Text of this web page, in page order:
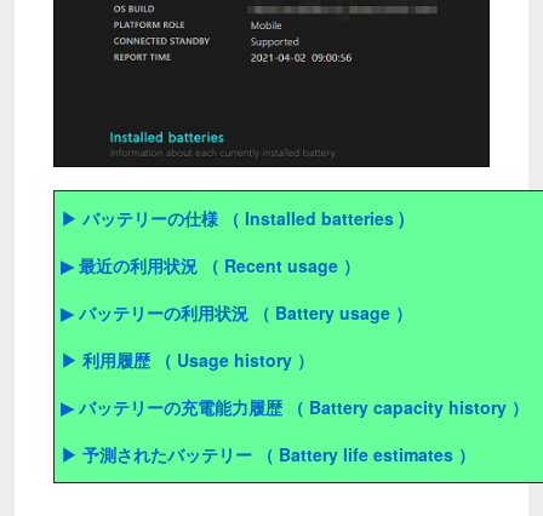
▶ バッテリーの仕様 （ Installed batteries )
▶ 最近の利用状況 （ Recent usage ）
▶ バッテリーの利用状況 （ Battery usage ）
▶ 利用履歴 （ Usage history ）
▶ バッテリーの充電能力履歴 （ Battery capacity history ）
▶ 予測されたバッテリー （ Battery life estimates ）